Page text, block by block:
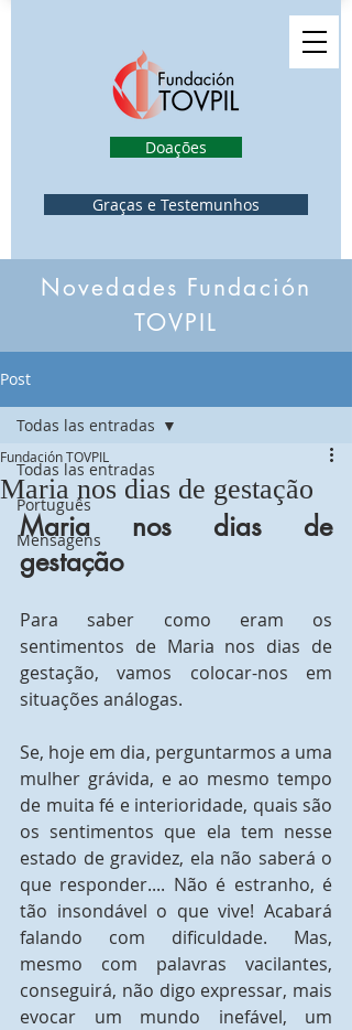
Graças e Testemunhos
Doações
Novedades Fundación
TOVPIL
Post
Todas las entradas
Português
Mensagens
Todas las entradas
Maria nos dias de gestação
Fundación TOVPIL
Maria nos dias de
gestação
Para saber como eram os
sentimentos de Maria nos dias de
gestação, vamos colocar-nos em
situações análogas.
Se, hoje em dia, perguntarmos a uma
mulher grávida, e ao mesmo tempo
de muita fé e interioridade, quais são
os sentimentos que ela tem nesse
estado de gravidez, ela não saberá o
que responder.... Não é estranho, é
tão insondável o que vive! Acabará
falando com dificuldade. Mas,
mesmo com palavras vacilantes,
conseguirá, não digo expressar, mais
evocar um mundo inefável, um